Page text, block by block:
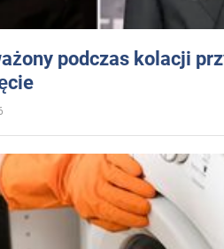
podczas kolacji